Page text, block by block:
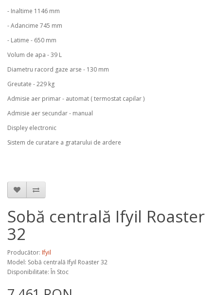
- Inaltime 1146 mm
- Adancime 745 mm
- Latime - 650 mm
Volum de apa - 39 L
Diametru racord gaze arse - 130 mm
Greutate - 229 kg
Admisie aer primar - automat ( termostat capilar )
Admisie aer secundar - manual
Displey electronic
Sistem de curatare a gratarului de ardere
Sobă centrală Ifyil Roaster
32
Producător: Ifyil
Model: Sobă centrală Ifyil Roaster 32
Disponibilitate: În Stoc